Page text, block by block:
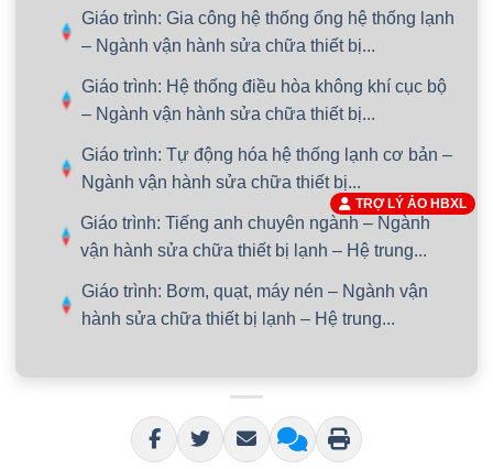
Giáo trình: Gia công hệ thống ống hệ thống lạnh
– Ngành vận hành sửa chữa thiết bị...
Giáo trình: Hệ thống điều hòa không khí cục bộ
– Ngành vận hành sửa chữa thiết bị...
Giáo trình: Tự động hóa hệ thống lạnh cơ bản –
Ngành vận hành sửa chữa thiết bị...
Giáo trình: Tiếng anh chuyên ngành – Ngành
vận hành sửa chữa thiết bị lạnh – Hệ trung...
Giáo trình: Bơm, quạt, máy nén – Ngành vận
hành sửa chữa thiết bị lạnh – Hệ trung...
TRỢ LÝ ẢO HBXL